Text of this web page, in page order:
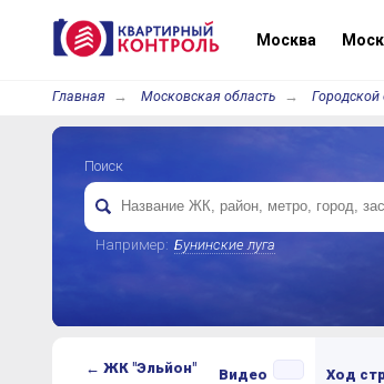
Москва
Главная Московская область
Поиск
Например: Бунинские луга
← ЖК "Эльйон" Видео Ход